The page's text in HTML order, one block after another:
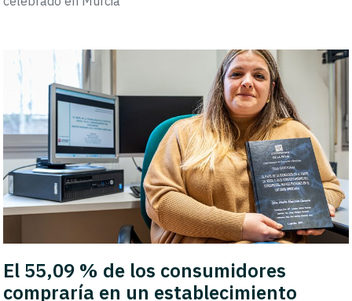
El 55,09 % de los consumidores
compraría en un establecimiento